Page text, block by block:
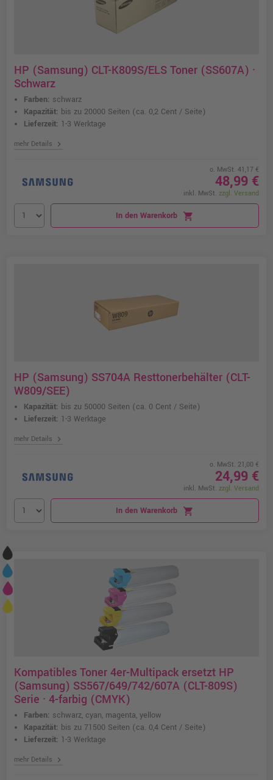
HP (Samsung) CLT-K809S/ELS Toner (SS607A) ·
Schwarz
Farben: schwarz
Kapazität: bis zu 20000 Seiten (ca. 0,2 Cent / Seite)
Lieferzeit: 1-3 Werktage
mehr Details chevron_right
o. MwSt. 41,17 €
48,99 €
inkl. MwSt. zzgl. Versand
In den Warenkorb shopping_cart
HP (Samsung) SS704A Resttonerbehälter (CLT-
W809/SEE)
Kapazität: bis zu 50000 Seiten (ca. 0 Cent / Seite)
Lieferzeit: 1-3 Werktage
mehr Details chevron_right
o. MwSt. 21,00 €
24,99 €
inkl. MwSt. zzgl. Versand
In den Warenkorb shopping_cart
Kompatibles Toner 4er-Multipack ersetzt HP
(Samsung) SS567/649/742/607A (CLT-809S)
Serie · 4-farbig (CMYK)
Farben: schwarz, cyan, magenta, yellow
Kapazität: bis zu 71500 Seiten (ca. 0,4 Cent / Seite)
Lieferzeit: 1-3 Werktage
mehr Details chevron_right